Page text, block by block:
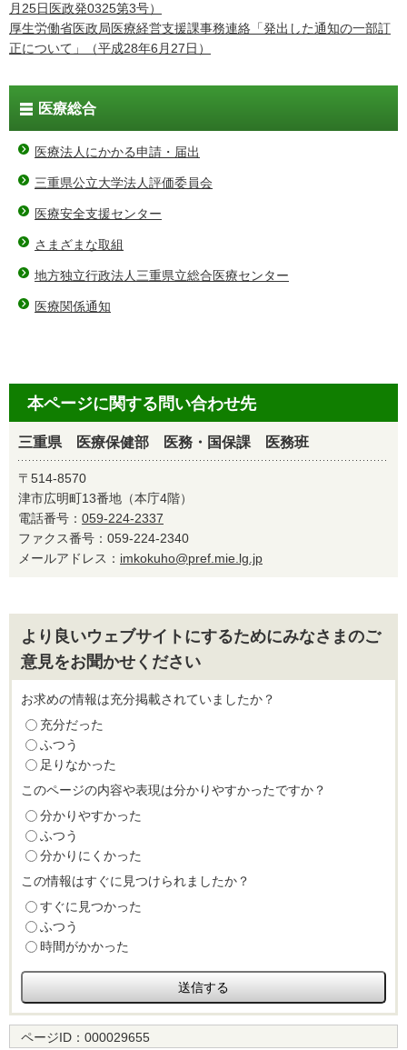
月25日医政発0325第3号）
厚生労働省医政局医療経営支援課事務連絡「発出した通知の一部訂
正について」（平成28年6月27日）
医療総合
医療法人にかかる申請・届出
三重県公立大学法人評価委員会
医療安全支援センター
さまざまな取組
地方独立行政法人三重県立総合医療センター
医療関係通知
本ページに関する問い合わせ先
三重県 医療保健部 医務・国保課 医務班
〒514-8570
津市広明町13番地（本庁4階）
電話番号： 059-224-2337
ファクス番号：059-224-2340
メールアドレス： imkokuho@pref.mie.lg.jp
より良いウェブサイトにするためにみなさまのご
意見をお聞かせください
お求めの情報は充分掲載されていましたか？
充分だった
ふつう
足りなかった
このページの内容や表現は分かりやすかったですか？
分かりやすかった
ふつう
分かりにくかった
この情報はすぐに見つけられましたか？
すぐに見つかった
ふつう
時間がかかった
ページID： 000029655